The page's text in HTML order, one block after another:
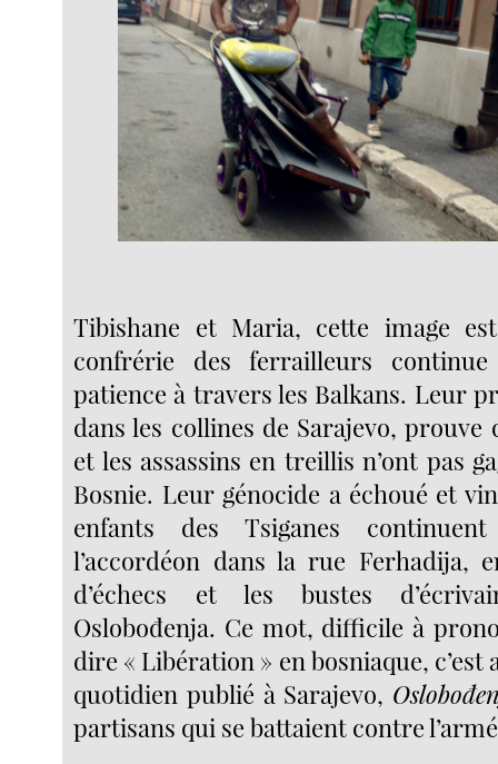
Tibishane et Maria, cette image
confrérie des ferrailleurs
patience à travers les Balkans. Leur
dans les collines de Sarajevo, prouve
et les assassins en treillis n’ont pas
Bosnie. Leur génocide a échoué et
enfants des Tsiganes
l’accordéon dans la rue Ferhadija,
d’échecs et les bustes
Oslobođenja. Ce mot, difficile à
dire « Libération » en bosniaque, c’est
quotidien publié à Sarajevo,
partisans qui se battaient contre